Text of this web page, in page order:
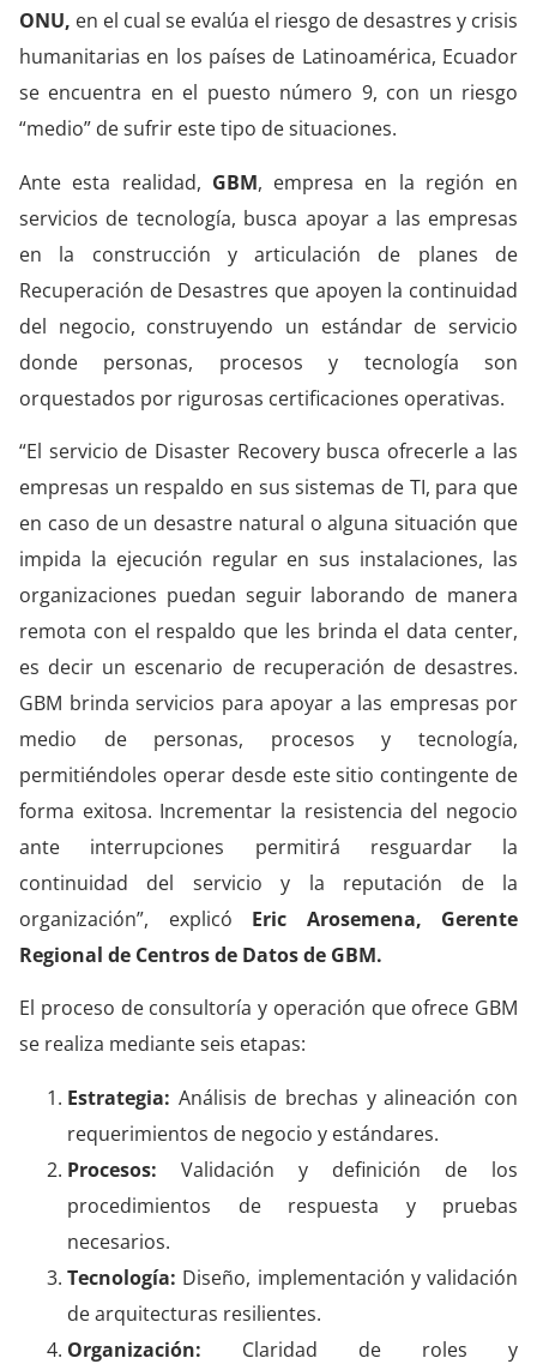
ONU, en el cual se evalúa el riesgo de desastres y crisis
humanitarias en los países de Latinoamérica, Ecuador
se encuentra en el puesto número 9, con un riesgo
“medio” de sufrir este tipo de situaciones.
Ante esta realidad, GBM, empresa en la región en
servicios de tecnología, busca apoyar a las empresas
en la construcción y articulación de planes de
Recuperación de Desastres que apoyen la continuidad
del negocio, construyendo un estándar de servicio
donde personas, procesos y tecnología son
orquestados por rigurosas certificaciones operativas.
“El servicio de Disaster Recovery busca ofrecerle a las
empresas un respaldo en sus sistemas de TI, para que
en caso de un desastre natural o alguna situación que
impida la ejecución regular en sus instalaciones, las
organizaciones puedan seguir laborando de manera
remota con el respaldo que les brinda el data center,
es decir un escenario de recuperación de desastres.
GBM brinda servicios para apoyar a las empresas por
medio de personas, procesos y tecnología,
permitiéndoles operar desde este sitio contingente de
forma exitosa. Incrementar la resistencia del negocio
ante interrupciones permitirá resguardar la
continuidad del servicio y la reputación de la
organización”, explicó Eric Arosemena, Gerente
Regional de Centros de Datos de GBM.
El proceso de consultoría y operación que ofrece GBM
se realiza mediante seis etapas:
Estrategia: Análisis de brechas y alineación con
requerimientos de negocio y estándares.
Procesos: Validación y definición de los
procedimientos de respuesta y pruebas
necesarios.
Tecnología: Diseño, implementación y validación
de arquitecturas resilientes.
Organización: Claridad de roles y